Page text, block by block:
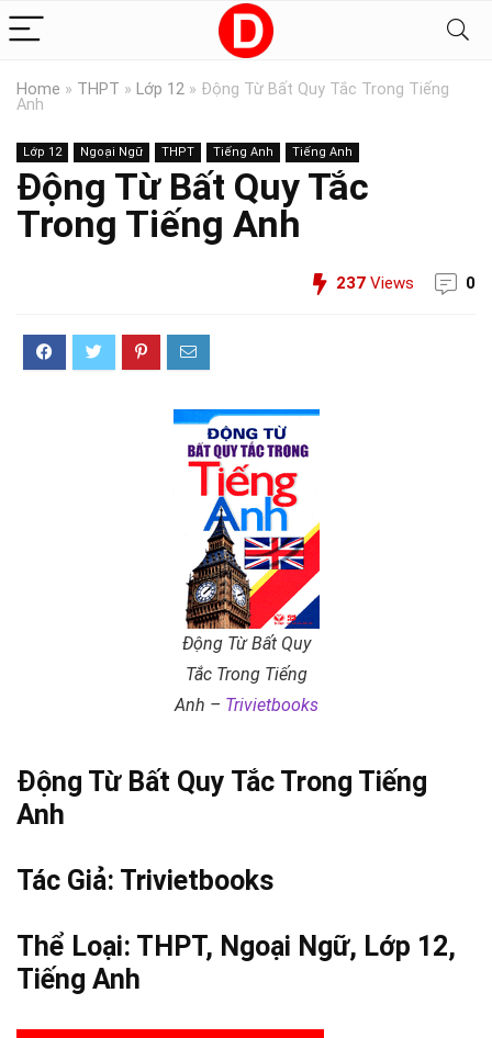
Home » THPT » Lớp 12 » Động Từ Bất Quy Tắc Trong Tiếng
Anh
Lớp 12 Ngoại Ngữ THPT Tiếng Anh Tiếng Anh
Động Từ Bất Quy Tắc
Trong Tiếng Anh
237 Views 0
Động Từ Bất Quy
Tắc Trong Tiếng
Anh – Trivietbooks
Động Từ Bất Quy Tắc Trong Tiếng
Anh
Tác Giả: Trivietbooks
Thể Loại: THPT, Ngoại Ngữ, Lớp 12,
Tiếng Anh